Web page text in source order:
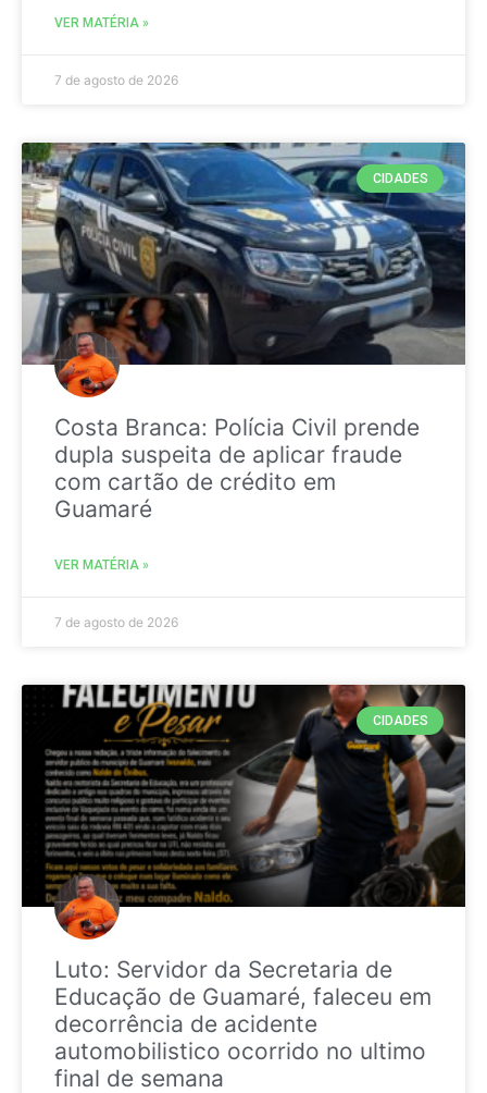
VER MATÉRIA »
7 de agosto de 2026
CIDADES
Costa Branca: Polícia Civil prende
dupla suspeita de aplicar fraude
com cartão de crédito em
Guamaré
VER MATÉRIA »
7 de agosto de 2026
CIDADES
Luto: Servidor da Secretaria de
Educação de Guamaré, faleceu em
decorrência de acidente
automobilistico ocorrido no ultimo
final de semana